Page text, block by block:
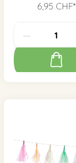
6,95 CHF*